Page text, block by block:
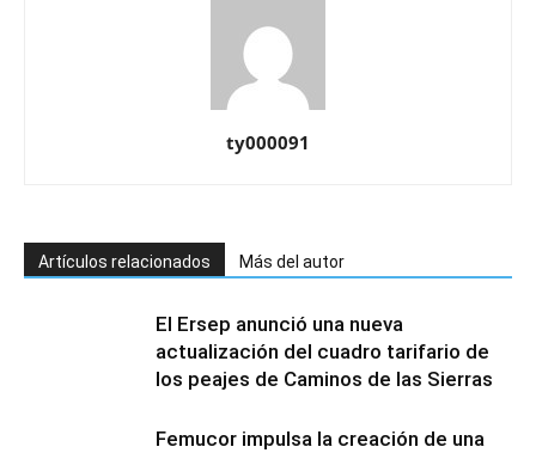
ty000091
Artículos relacionados Más del autor
El Ersep anunció una nueva
actualización del cuadro tarifario de
los peajes de Caminos de las Sierras
Femucor impulsa la creación de una